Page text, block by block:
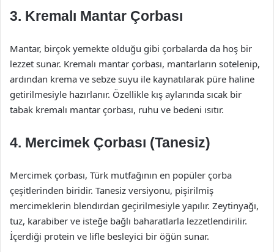
3. Kremalı Mantar Çorbası
Mantar, birçok yemekte olduğu gibi çorbalarda da hoş bir
lezzet sunar. Kremalı mantar çorbası, mantarların sotelenip,
ardından krema ve sebze suyu ile kaynatılarak püre haline
getirilmesiyle hazırlanır. Özellikle kış aylarında sıcak bir
tabak kremalı mantar çorbası, ruhu ve bedeni ısıtır.
4. Mercimek Çorbası (Tanesiz)
Mercimek çorbası, Türk mutfağının en popüler çorba
çeşitlerinden biridir. Tanesiz versiyonu, pişirilmiş
mercimeklerin blendırdan geçirilmesiyle yapılır. Zeytinyağı,
tuz, karabiber ve isteğe bağlı baharatlarla lezzetlendirilir.
İçerdiği protein ve lifle besleyici bir öğün sunar.